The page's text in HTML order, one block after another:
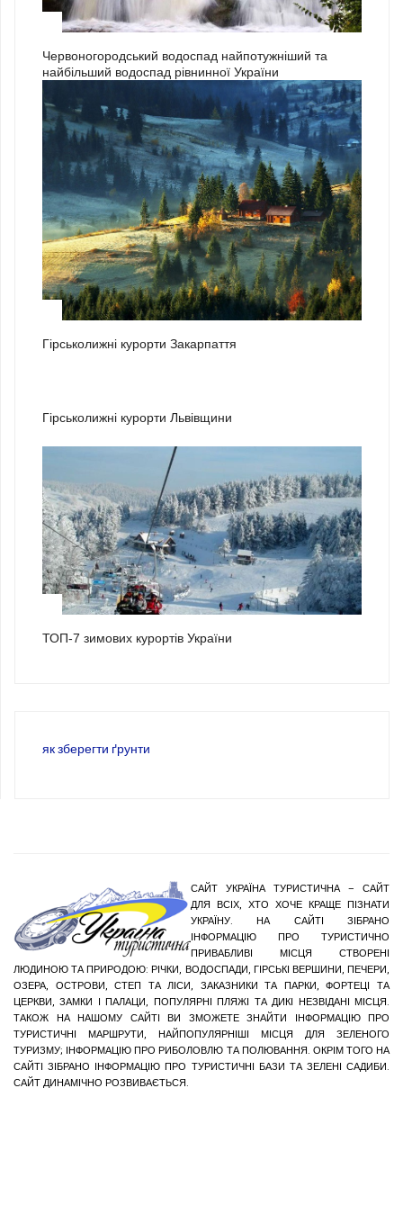
Червоногородський водоспад найпотужніший та
найбільший водоспад рівнинної України
Гірськолижні курорти Закарпаття
Гірськолижні курорти Львівщини
ТОП-7 зимових курортів України
як зберегти ґрунти
САЙТ УКРАЇНА ТУРИСТИЧНА – САЙТ
ДЛЯ ВСІХ, ХТО ХОЧЕ КРАЩЕ ПІЗНАТИ
УКРАЇНУ. НА САЙТІ ЗІБРАНО
ІНФОРМАЦІЮ ПРО ТУРИСТИЧНО
ПРИВАБЛИВІ МІСЦЯ СТВОРЕНІ
ЛЮДИНОЮ ТА ПРИРОДОЮ: РІЧКИ, ВОДОСПАДИ, ГІРСЬКІ ВЕРШИНИ, ПЕЧЕРИ,
ОЗЕРА, ОСТРОВИ, СТЕП ТА ЛІСИ, ЗАКАЗНИКИ ТА ПАРКИ, ФОРТЕЦІ ТА
ЦЕРКВИ, ЗАМКИ І ПАЛАЦИ, ПОПУЛЯРНІ ПЛЯЖІ ТА ДИКІ НЕЗВІДАНІ МІСЦЯ.
ТАКОЖ НА НАШОМУ САЙТІ ВИ ЗМОЖЕТЕ ЗНАЙТИ ІНФОРМАЦІЮ ПРО
ТУРИСТИЧНІ МАРШРУТИ, НАЙПОПУЛЯРНІШІ МІСЦЯ ДЛЯ ЗЕЛЕНОГО
ТУРИЗМУ; ІНФОРМАЦІЮ ПРО РИБОЛОВЛЮ ТА ПОЛЮВАННЯ. ОКРІМ ТОГО НА
САЙТІ ЗІБРАНО ІНФОРМАЦІЮ ПРО ТУРИСТИЧНІ БАЗИ ТА ЗЕЛЕНІ САДИБИ.
САЙТ ДИНАМІЧНО РОЗВИВАЄТЬСЯ.